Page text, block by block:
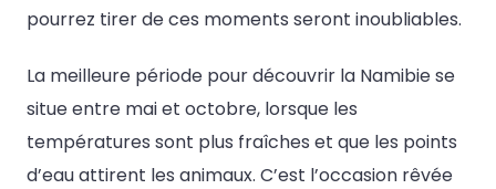
pourrez tirer de ces moments seront inoubliables.
La meilleure période pour découvrir la Namibie se
situe entre mai et octobre, lorsque les
températures sont plus fraîches et que les points
d’eau attirent les animaux. C’est l’occasion rêvée